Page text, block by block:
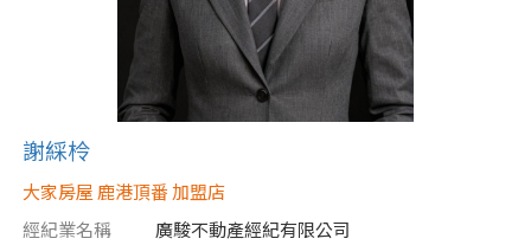
謝綵柃
大家房屋 鹿港頂番 加盟店
經紀業名稱
廣駿不動產經紀有限公司